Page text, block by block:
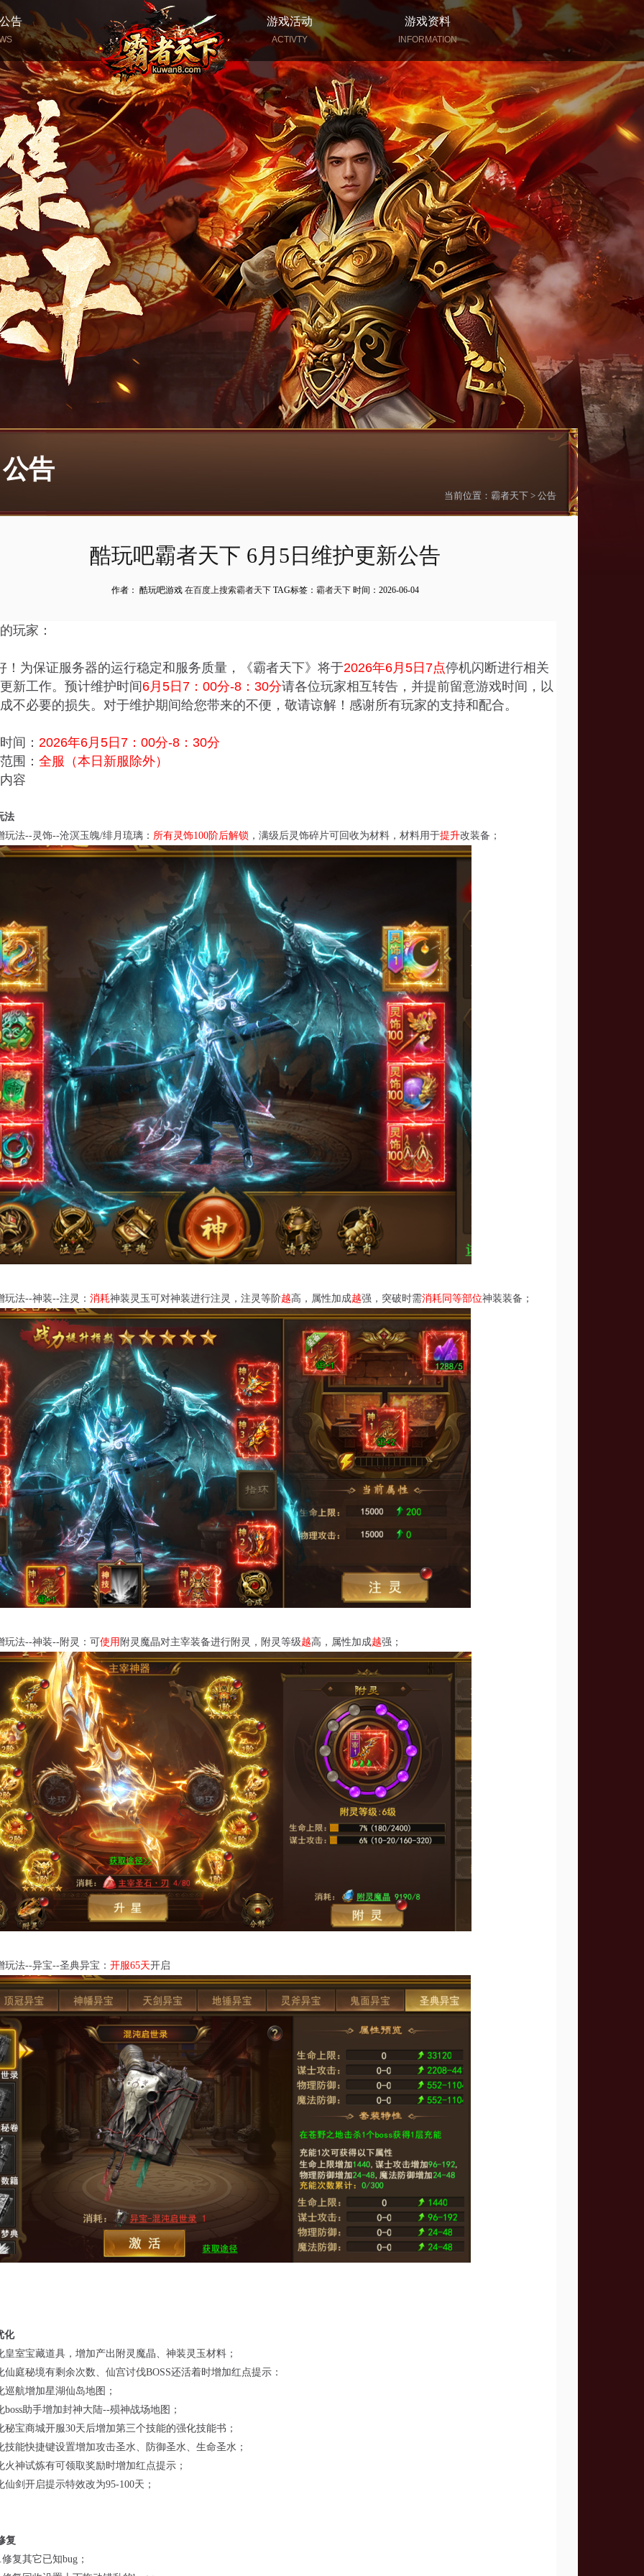
告 游戏活动
ACTIVTY
游戏资料
INFORMATION
公告
当前位置： 霸者天下 > 公告
酷玩吧霸者天下 6月5日维护更新公告
作者： 酷玩吧游戏 在百度上搜索霸者天下 TAG标签： 霸者天下 时间：2026-06-04
玩家：
为保证服务器的运行稳定和服务质量，《霸者天下》将于2026年6月5日7点停机闪断进行相关
新工作。预计维护时间 6月5日7：00分-8：30分请各位玩家相互转告，并提前留意游戏时间，以
不必要的损失。对于维护期间给您带来的不便，敬请谅解！感谢所有玩家的支持和配合。
间： 2026年6月5日7：00分-8：30分
围： 全服（本日新服除外）
容
法
玩法--灵饰--沧溟玉魄/绯月琉璃： 所有灵饰100阶后解锁 ，满级后灵饰碎片可回收为材料，材料用于提升改装备；
玩法--神装--注灵： 消耗神装灵玉可对神装进行注灵，注灵等阶越高，属性加成越强，突破时需消耗同等部位神装装备；
玩法--神装--附灵：可使用 附灵魔晶对主宰装备进行附灵，附灵等级越高，属性加成越强；
玩法--异宝--圣典异宝： 开服65天开启
化
皇室宝藏道具，增加产出附灵魔晶、神装灵玉材料；
仙庭秘境有剩余次数、仙宫讨伐BOSS还活着时增加红点提示：
巡航增加星湖仙岛地图；
boss助手增加封神大陆--殒神战场地图；
秘宝商城开服30天后增加第三个技能的强化技能书；
技能快捷键设置增加攻击圣水、防御圣水、生命圣水；
火神试炼有可领取奖励时增加红点提示；
仙剑开启提示特效改为95-100天；
复
.修复其它已知bug；